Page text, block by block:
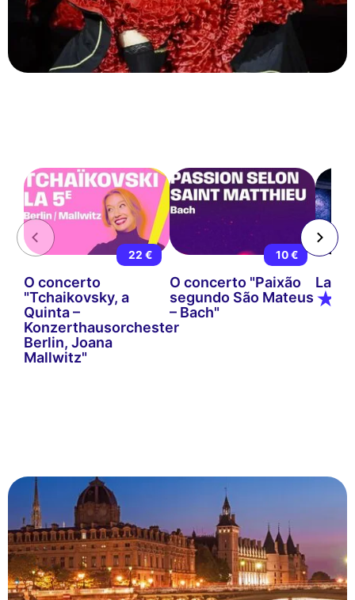
22 €
O concerto
"Tchaikovsky, a
Quinta –
Konzerthausorchester
Berlin, Joana
Mallwitz"
10 €
O concerto "Paixão
segundo São Mateus
– Bach"
La